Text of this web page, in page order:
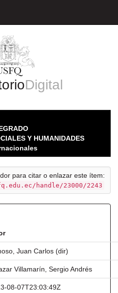
Digital
Y HUMANIDADES
para citar o enlazar este ítem:
handle/23000/2243
Juan Carlos (dir)
Villamarín, Sergio Andrés
08-07T23:03:49Z